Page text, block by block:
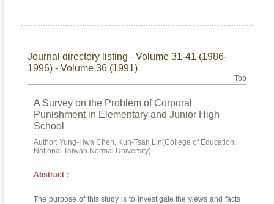
Journal directory listing - Volume 31-41 (1986-
1996) - Volume 36 (1991)
Top
A Survey on the Problem of Corporal
Punishment in Elementary and Junior High
School
Author: Yung-Hwa Chen, Kun-Tsan Lin(College of Education,
National Taiwan Normal University)
Abstract：
The purpose of this study is to investigate the views and facts